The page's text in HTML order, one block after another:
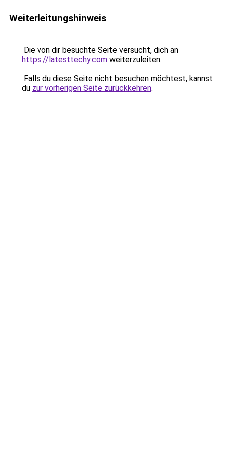
Weiterleitungshinweis
Die von dir besuchte Seite versucht, dich an
https://latesttechy.com weiterzuleiten.
Falls du diese Seite nicht besuchen möchtest, kannst
du zur vorherigen Seite zurückkehren.